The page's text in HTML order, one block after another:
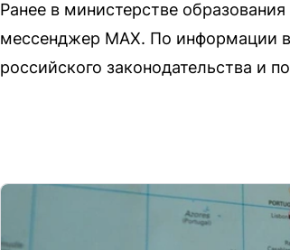
Ранее в министерстве
мессенджер MAX. По информации
российского законодательства и